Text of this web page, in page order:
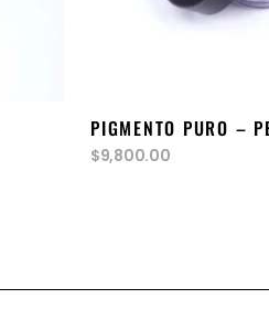
PIGMENTO PURO –
$9,800.00